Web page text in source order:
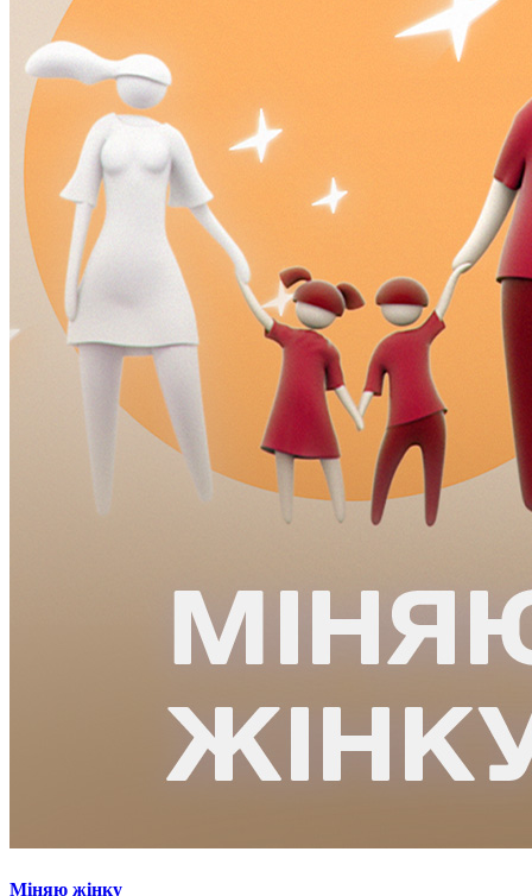
Міняю жінку